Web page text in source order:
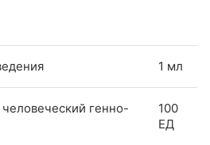
1 мл
генно-
100
ЕД